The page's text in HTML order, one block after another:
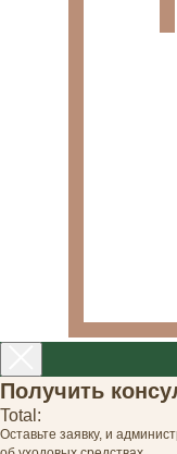
Получить
Total:
Оставьте заявку, и